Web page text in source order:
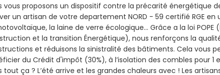
vous proposons un dispositif contre la précarité énergétique
un artisan de votre departement NORD - 59 certifié RGE
la laine de verre écologique... Grâce a la loi
et la transition Énergétique), nous renforçons la
et réduisons la sinistralité des bâtiments. Cela vous
du Crédit d'impôt (30%), à l’isolation des combles pour 1
tout ça ? L’été arrive et les grandes chaleurs avec ! Les